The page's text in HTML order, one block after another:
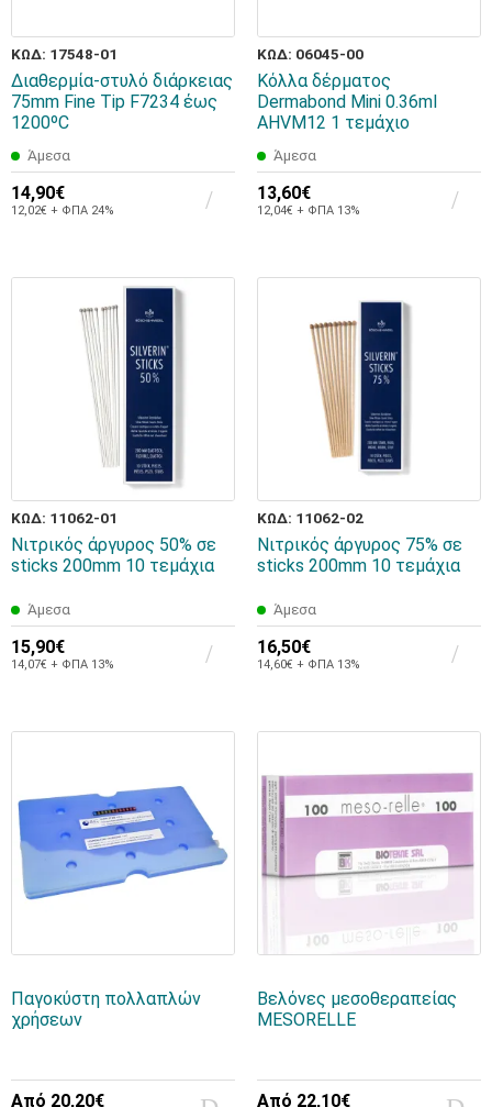
ΚΩΔ: 17548-01
Διαθερμία-στυλό διάρκειας
75mm Fine Tip F7234 έως
1200ºC
Άμεσα
14,90€
12,02€ + ΦΠΑ 24%
ΚΩΔ: 06045-00
Κόλλα δέρματος
Dermabond Μini 0.36ml
AHVM12 1 τεμάχιο
Άμεσα
13,60€
12,04€ + ΦΠΑ 13%
ΚΩΔ: 11062-01
Νιτρικός άργυρος 50% σε
sticks 200mm 10 τεμάχια
Άμεσα
15,90€
14,07€ + ΦΠΑ 13%
ΚΩΔ: 11062-02
Νιτρικός άργυρος 75% σε
sticks 200mm 10 τεμάχια
Άμεσα
16,50€
14,60€ + ΦΠΑ 13%
Παγοκύστη πολλαπλών
χρήσεων
Από 20,20€
Βελόνες μεσοθεραπείας
MESORELLE
Από 22,10€